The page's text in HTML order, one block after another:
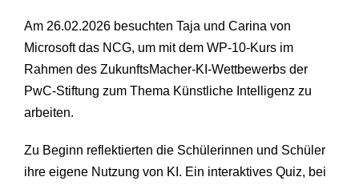
Am 26.02.2026 besuchten Taja und Carina von
Microsoft das NCG, um mit dem WP-10-Kurs im
Rahmen des ZukunftsMacher-KI-Wettbewerbs der
PwC-Stiftung zum Thema Künstliche Intelligenz zu
arbeiten.
Zu Beginn reflektierten die Schülerinnen und Schüler
ihre eigene Nutzung von KI. Ein interaktives Quiz, bei